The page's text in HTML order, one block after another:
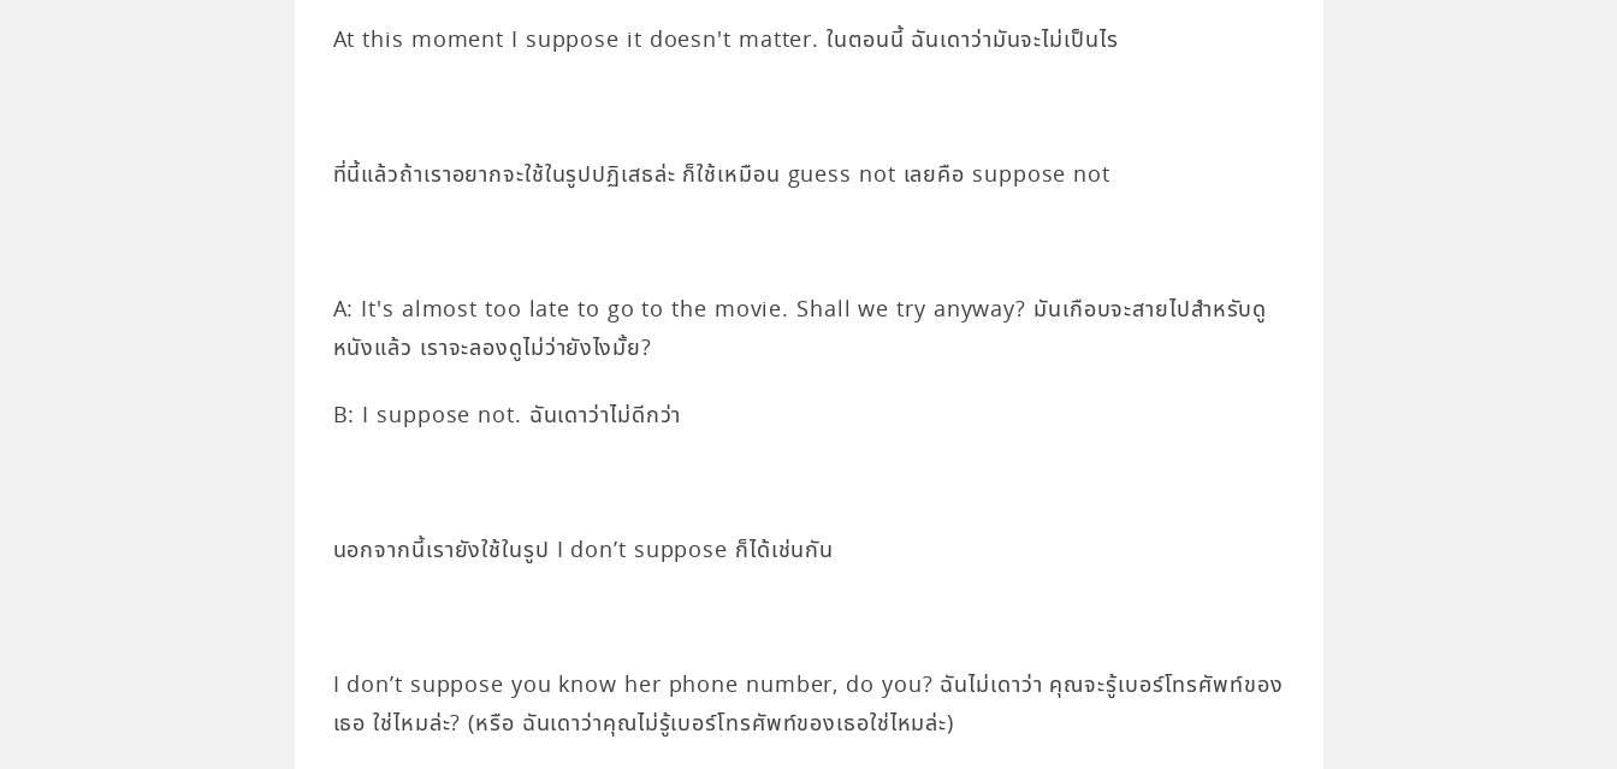
At this moment I suppose it doesn't matter. ในตอนนี้ ฉันเดาว่ามันจะไม่เป็นไร
ที่นี้แล้วถ้าเราอยากจะใช้ในรูปปฏิเสธล่ะ ก็ใช้เหมือน guess not เลยคือ suppose not
A: It's almost too late to go to the movie. Shall we try anyway? มันเกือบจะสายไปสำหรับดู
หนังแล้ว เราจะลองดูไม่ว่ายังไงมั้ย?
B: I suppose not. ฉันเดาว่าไม่ดีกว่า
นอกจากนี้เรายังใช้ในรูป I don’t suppose ก็ได้เช่นกัน
I don’t suppose you know her phone number, do you? ฉันไม่เดาว่า คุณจะรู้เบอร์โทรศัพท์ของ
เธอ ใช่ไหมล่ะ? (หรือ ฉันเดาว่าคุณไม่รู้เบอร์โทรศัพท์ของเธอใช่ไหมล่ะ)